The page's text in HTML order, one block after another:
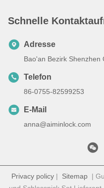
Schnelle
Adresse
Bao'an Bezirk Shenzhen
Telefon
86-0755-82599253
E-Mail
anna@aiminlock.com
Privacy policy | Sitemap |